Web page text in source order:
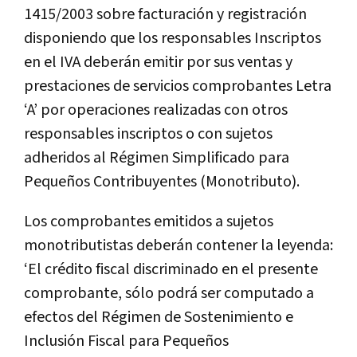
1415/2003 sobre facturación y registración
disponiendo que los responsables Inscriptos
en el IVA deberán emitir por sus ventas y
prestaciones de servicios comprobantes Letra
‘A’ por operaciones realizadas con otros
responsables inscriptos o con sujetos
adheridos al Régimen Simplificado para
Pequeños Contribuyentes (Monotributo).
Los comprobantes emitidos a sujetos
monotributistas deberán contener la leyenda:
‘El crédito fiscal discriminado en el presente
comprobante, sólo podrá ser computado a
efectos del Régimen de Sostenimiento e
Inclusión Fiscal para Pequeños